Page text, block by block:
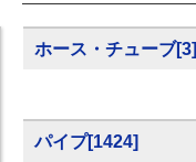
ホース・チューブ[3]
パイプ[1424]